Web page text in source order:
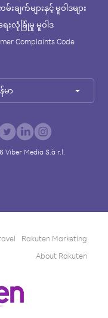
းချက်များနှင့် မူဝါဒများ
းလုံခြုံမှု မူဝါဒ
Complaints Code
န်မာ
Viber Media S.à r.l.
Rakuten Marketing
About Rakuten